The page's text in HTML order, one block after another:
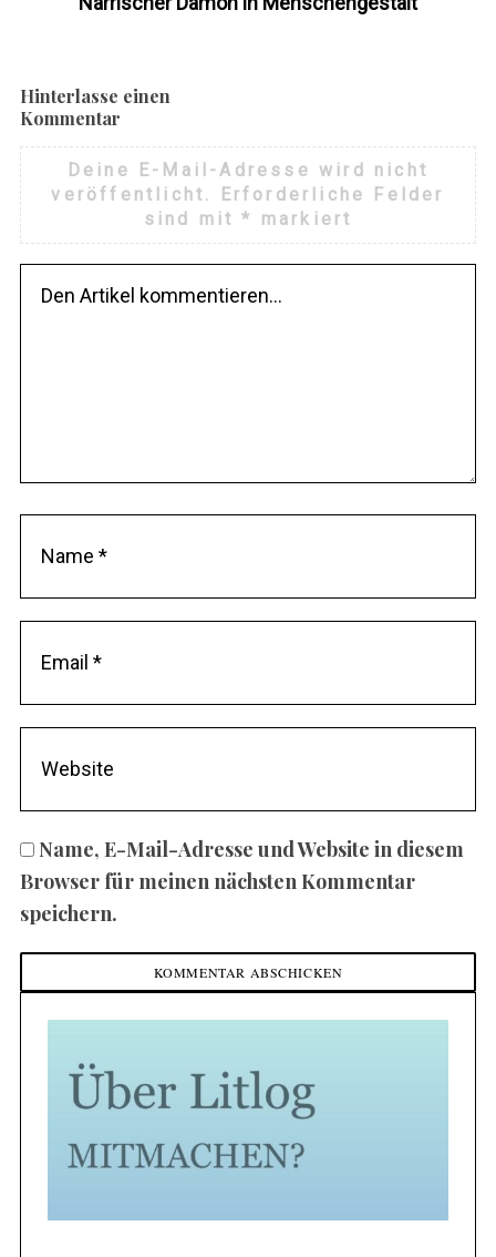
Hinterlasse einen
Kommentar
Deine E-Mail-Adresse wird nicht
veröffentlicht.
Erforderliche Felder
sind mit* markiert
Name, E-Mail-Adresse und Website in diesem
Browser für meinen nächsten Kommentar
speichern.